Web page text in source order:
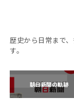
歴史から日常まで
す。
朝日新聞の軌跡